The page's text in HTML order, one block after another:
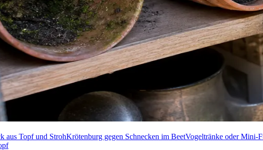
aus Topf und StrohKrötenburg gegen Schnecken im BeetVogeltränke oder Mini-